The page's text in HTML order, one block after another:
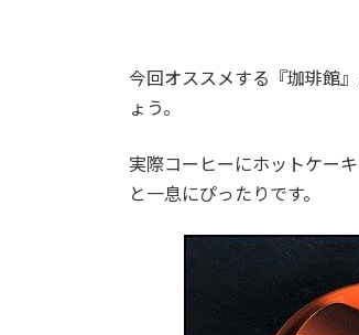
今回オススメする『珈琲館
ょう。
実際コーヒーにホットケー
と一息にぴったりです。